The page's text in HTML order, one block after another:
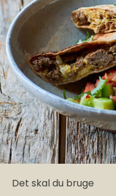
Det skal du bruge